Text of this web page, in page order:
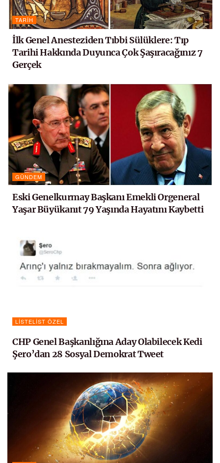
TARIH
İlk Genel Anesteziden Tıbbi Sülüklere: Tıp
Tarihi Hakkında Duyunca Çok Şaşıracağınız 7
Gerçek
GÜNDEM
Eski Genelkurmay Başkanı Emekli Orgeneral
Yaşar Büyükanıt 79 Yaşında Hayatını Kaybetti
LISTELIST ÖZEL
CHP Genel Başkanlığına Aday Olabilecek Kedi
Şero’dan 28 Sosyal Demokrat Tweet